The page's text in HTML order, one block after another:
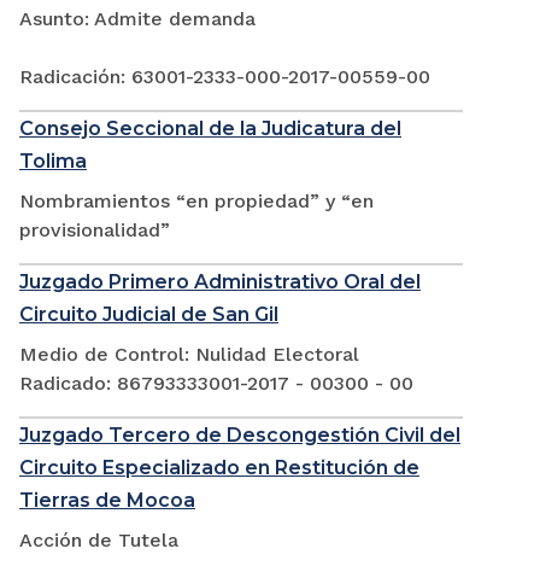
Asunto: Admite demanda
Radicación: 63001-2333-000-2017-00559-00
Consejo Seccional de la Judicatura del
Tolima
Nombramientos “en propiedad” y “en
provisionalidad”
Juzgado Primero Administrativo Oral del
Circuito Judicial de San Gil
Medio de Control: Nulidad Electoral
Radicado: 86793333001-2017 - 00300 - 00
Juzgado Tercero de Descongestión Civil del
Circuito Especializado en Restitución de
Tierras de Mocoa
Acción de Tutela